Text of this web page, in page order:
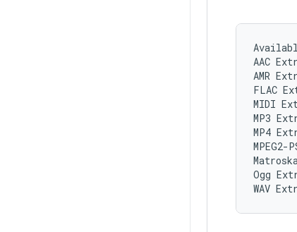
AAC
AMR
FLAC
MIDI
MP3
MP4
Ogg